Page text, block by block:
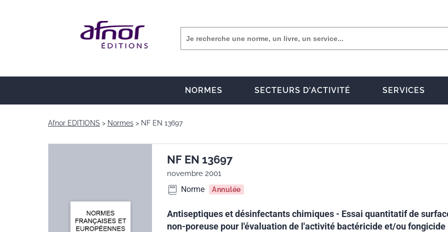
NORMES SECTEURS D'ACTIVITÉ SERVICES
Afnor EDITIONS Normes NF EN 13697
NF EN 13697
novembre 2001
Norme Annulée
Antiseptiques et désinfectants chimiques - Essai quantitatif de
non-poreuse pour l'évaluation de l'activité bactéricide et/ou fongicide